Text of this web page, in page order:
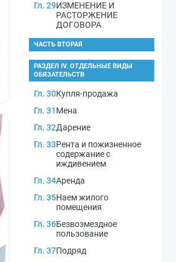
Гл. 29ИЗМЕНЕНИЕ И
РАСТОРЖЕНИЕ
ДОГОВОРА
ЧАСТЬ ВТОРАЯ
РАЗДЕЛ IV. ОТДЕЛЬНЫЕ ВИДЫ
ОБЯЗАТЕЛЬСТВ
Гл. 30Купля-продажа
Гл. 31Мена
Гл. 32Дарение
Гл. 33Рента и пожизненное
содержание с
иждивением
Гл. 34Аренда
Гл. 35Наем жилого
помещения
Гл. 36Безвозмездное
пользование
Гл. 37Подряд